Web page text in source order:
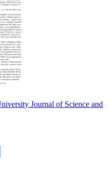
Journal of Science and